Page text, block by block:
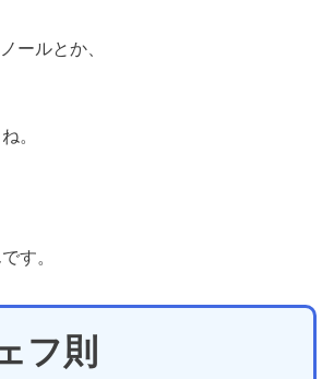
ールとか、
。
す。
フ則